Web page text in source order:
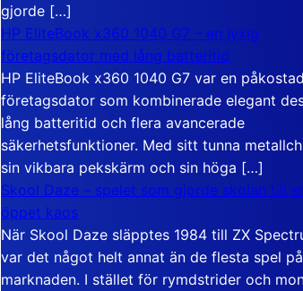
gjorde […]
HP EliteBook x360 1040 G7 – en lyxig
företagsdator med lång batteritid
HP EliteBook x360 1040 G7 var en påkostad
företagsdator som kombinerade elegant
lång batteritid och flera avancerade
säkerhetsfunktioner. Med sitt tunna
sin vikbara pekskärm och sin höga […]
Skool Daze – spelet som gjorde skolan till
öppet kaos
När Skool Daze släpptes 1984 till ZX
var det något helt annat än de flesta spel på
marknaden. I stället för rymdstrider och